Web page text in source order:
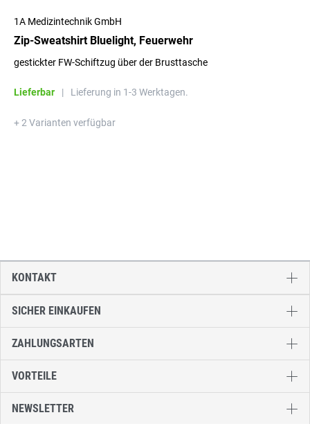
1A Medizintechnik GmbH
Zip-Sweatshirt Bluelight, Feuerwehr
gestickter FW-Schiftzug über der Brusttasche
Lieferbar | Lieferung in 1-3 Werktagen.
+ 2 Varianten verfügbar
SICHER EINKAUFEN
ZAHLUNGSARTEN
VORTEILE
NEWSLETTER
KONTAKT